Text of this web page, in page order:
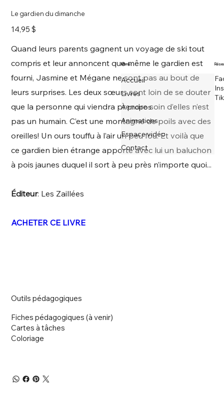
Le gardien du dimanche
Prix
14,95 $
Quand leurs parents gagnent un voyage de ski tout
compris et leur annoncent que même le gardien est
fourni, Jasmine et Mégane ne sont pas au bout de
leurs surprises. Les deux sœurs sont loin de se douter
que la personne qui viendra prendre soin d’elles n’est
pas un humain. C’est une montagne de poils avec des
oreilles! Un ours touffu à l’air un peu fou. Et voilà que
ce gardien bien étrange apporte avec lui un baluchon
à pois jaunes duquel il sort à peu près n’importe quoi...
Éditeur: Les Zaillées
ACHETER CE LIVRE
Outils pédagogiques
Fiches pédagogiques (à venir)
Cartes à tâches
Coloriage
Menu
Accueil
Livres
À propos
Animations
Espace vidéo
Contact